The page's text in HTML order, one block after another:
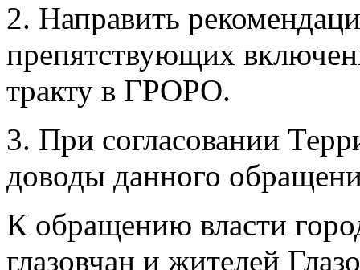
2. Направить
препятствующих
тракту в ГРОРО.
3. При согласовании
доводы данного
К обращению власти
глазовчан и жителей